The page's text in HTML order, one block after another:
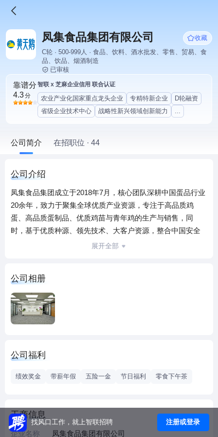
凤集食品集团有限公司
收藏
C轮 · 500-999人 · 食品、饮料、酒水批发、零售、贸易、食
品、饮品、烟酒制造
已审核
靠谱分
4.3分
智联 x 芝麻企业信用 联合认证
农业产业化国家重点龙头企业 专精特新企业
D轮融资
省级企业技术中心
战略性新兴领域创新能力 ...
公司简介 在招职位 · 44
公司介绍
凤集食品集团成立于2018年7月，核心团队深耕中国蛋品行业
20余年，致力于聚集全球优质产业资源，专注于高品质鸡
蛋、高品质蛋制品、优质鸡苗与青年鸡的生产与销售，同
时，基于优质种源、领先技术、大客户资源，整合中国安全
时间，蛋鸡养殖规模就达到550万只，蛋种鸡40万套，青年鸡
年出栏400余万。
投资10亿，建立国内首个可生食鸡蛋全产业链
凤集食品集团在广西北海、宁夏固原、四川成都、四川绵
食鸡蛋全产业链的蛋品企业，总投资超过10亿元。
渠道的重点蛋品供应商，连续两年高品质鸡蛋销量全国第
一。
发起建立中国首个《可生食鸡蛋》团体标准
展开全部
公司相册
公司福利
绩效奖金 带薪年假 五险一金 节日福利 零食下午茶
工商信息
企业名称 凤集食品集团有限公司
找风口工作，就上智联招聘 注册或登录